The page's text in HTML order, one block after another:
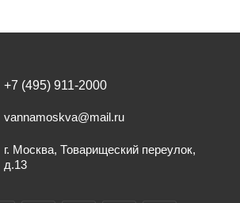
+7 (495) 911-2000
vannamoskva@mail.ru
г. Москва, Товарищеский переулок,
д.13